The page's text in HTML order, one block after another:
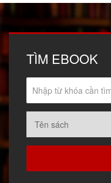
TÌM EBOOK